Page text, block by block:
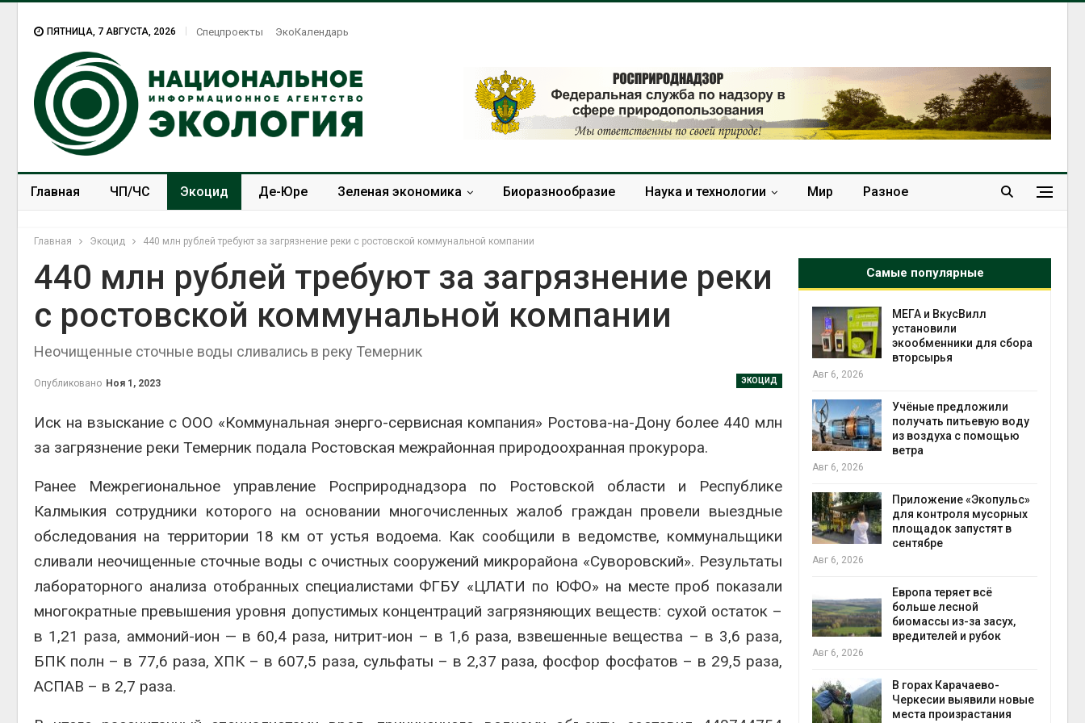
ПЯТНИЦА, 7 АВГУСТА, 2026 Спецпроекты ЭкоКалендарь
Главная ЧП/ЧС Экоцид Де-Юре Зеленая экономика Биоразнообразие Наука и технологии Мир Разное
Главная Экоцид 440 млн рублей требуют за загрязнение реки с ростовской коммунальной компании
440 млн рублей требуют за загрязнение реки
с ростовской коммунальной компании
Неочищенные сточные воды сливались в реку Темерник
ЭКОЦИД
Опубликовано Ноя 1, 2023
Иск на взыскание с ООО «Коммунальная энерго-сервисная компания» Ростова-на-Дону более 440 млн
за загрязнение реки Темерник подала Ростовская межрайонная природоохранная прокурора.
Ранее Межрегиональное управление Росприроднадзора по Ростовской области и Республике
Калмыкия сотрудники которого на основании многочисленных жалоб граждан провели выездные
обследования на территории 18 км от устья водоема. Как сообщили в ведомстве, коммунальщики
сливали неочищенные сточные воды с очистных сооружений микрорайона «Суворовский». Результаты
лабораторного анализа отобранных специалистами ФГБУ «ЦЛАТИ по ЮФО» на месте проб показали
многократные превышения уровня допустимых концентраций загрязняющих веществ: сухой остаток –
в 1,21 раза, аммоний-ион — в 60,4 раза, нитрит-ион – в 1,6 раза, взвешенные вещества – в 3,6 раза,
БПК полн – в 77,6 раза, ХПК – в 607,5 раза, сульфаты – в 2,37 раза, фосфор фосфатов – в 29,5 раза,
АСПАВ – в 2,7 раза.
Самые популярные
Засуха в Индонезии
увеличила производство
Авг 6, 2026
человек в ходе операции
преступлений
нарушений квот на
промышленные выбросы
может появиться в
ближайшее время
В Ирбите начнут
расчистку Ницы после
рекордного дождевого
Авг 6, 2026
Тайфун, засуха и пожары:
сразу несколько
Солнечные панели над
одновременно
экономить воду
может помочь городам
переживать жару
Минприроды
потребовало ускорить
строительство мусорных
контейнерных площадок
МЕГА и ВкусВилл
установили
экообменники для сбора
вторсырья
Авг 6, 2026
Учёные предложили
получать питьевую воду
из воздуха с помощью
ветра
Авг 6, 2026
Приложение «Экопульс»
для контроля мусорных
площадок запустят в
сентябре
Авг 6, 2026
Европа теряет всё
больше лесной
биомассы из-за засух,
вредителей и рубок
Авг 6, 2026
В горах Карачаево-
Черкесии выявили новые
места произрастания